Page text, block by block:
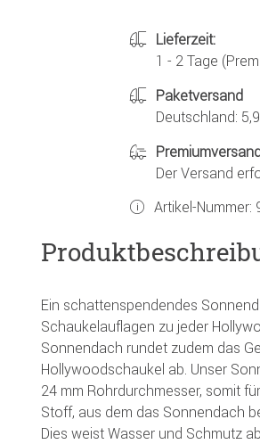
Lieferzeit:
1 - 2 Tage
Paketversand
Deutschland:
Der Versand
Artikel-Nummer:
Ein schattenspendendes
Schaukelauflagen zu jeder
Sonnendach rundet zudem das
Hollywoodschaukel ab. Unser
24 mm Rohrdurchmesser, somit
Stoff, aus dem das Sonnendach
Dies weist Wasser und Schmutz